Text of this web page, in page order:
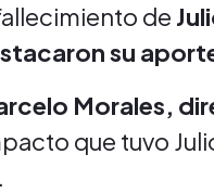
de
su
Morales,
que tuvo